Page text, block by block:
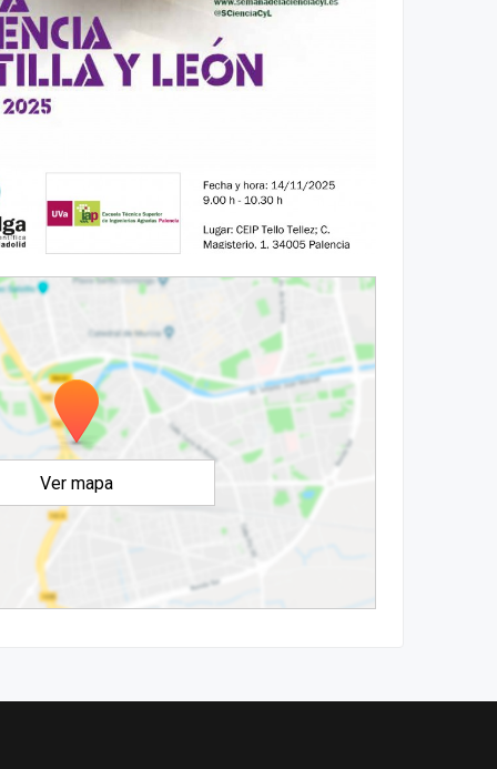
Ver mapa